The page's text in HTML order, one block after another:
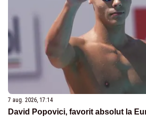
7 aug. 2026, 17:14
David Popovici, favorit absolut la